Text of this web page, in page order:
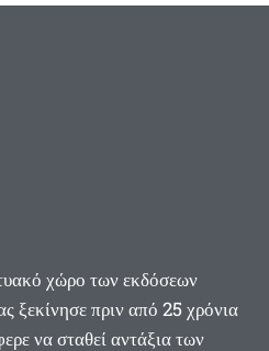
χώρο των εκδόσεων
πριν από 25 χρόνια
να σταθεί αντάξια των